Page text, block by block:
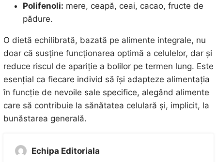
Polifenoli: mere, ceapă, ceai, cacao, fructe de
pădure.
O dietă echilibrată, bazată pe alimente integrale, nu
doar că susține funcționarea optimă a celulelor, dar și
reduce riscul de apariție a bolilor pe termen lung. Este
esențial ca fiecare individ să își adapteze alimentația
în funcție de nevoile sale specifice, alegând alimente
care să contribuie la sănătatea celulară și, implicit, la
bunăstarea generală.
Echipa Editoriala